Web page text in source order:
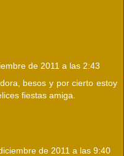
de 2011 a las 2:43
besos y por cierto estoy
fiestas amiga.
de 2011 a las 9:40